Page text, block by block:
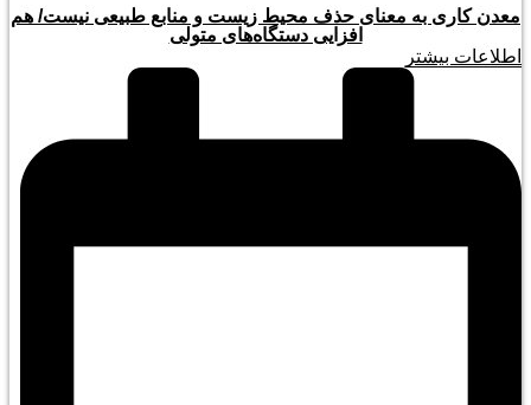
معدن کاری به معنای حذف محیط زیست و منابع طبیعی نیست/ هم
افزایی دستگاه‌های متولی
اطلاعات بیشتر